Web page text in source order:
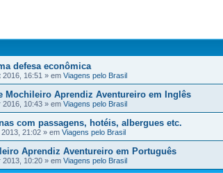
defesa econômica
2016, 16:51 » em Viagens pelo Brasil
Mochileiro Aprendiz Aventureiro em Inglês
2016, 10:43 » em Viagens pelo Brasil
com passagens, hotéis, albergues etc.
2013, 21:02 » em Viagens pelo Brasil
Aprendiz Aventureiro em Português
2013, 10:20 » em Viagens pelo Brasil